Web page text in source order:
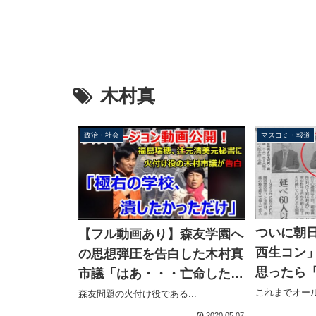
木村真
政治・社会
【フル動画あり】森友学園へ
の思想弾圧を告白した木村真
市議「はあ・・・亡命した
い」
森友問題の火付け役である...
マスコミ・報道
ついに朝
西生コン
思ったら
に」と全
これまでオー